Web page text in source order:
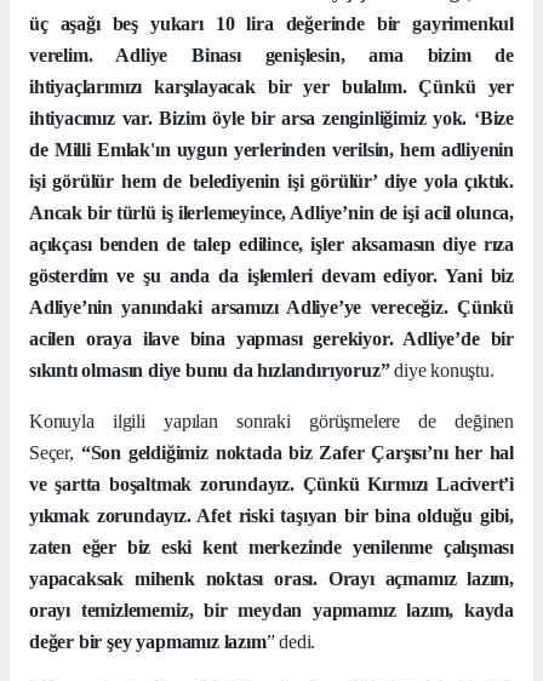
üç aşağı beş yukarı 10 lira değerinde bir gayrimenkul
verelim. Adliye Binası genişlesin, ama bizim de
ihtiyaçlarımızı karşılayacak bir yer bulalım. Çünkü yer
ihtiyacımız var. Bizim öyle bir arsa zenginliğimiz yok. ‘Bize
de Milli Emlak'ın uygun yerlerinden verilsin, hem adliyenin
işi görülür hem de belediyenin işi görülür’ diye yola çıktık.
Ancak bir türlü iş ilerlemeyince, Adliye’nin de işi acil olunca,
açıkçası benden de talep edilince, işler aksamasın diye rıza
gösterdim ve şu anda da işlemleri devam ediyor. Yani biz
Adliye’nin yanındaki arsamızı Adliye’ye vereceğiz. Çünkü
acilen oraya ilave bina yapması gerekiyor. Adliye’de bir
sıkıntı olmasın diye bunu da hızlandırıyoruz”diye konuştu.
Konuyla ilgili yapılan sonraki görüşmelere de değinen
Seçer, “Son geldiğimiz noktada biz Zafer Çarşısı’nı her hal
ve şartta boşaltmak zorundayız. Çünkü Kırmızı Lacivert’i
yıkmak zorundayız. Afet riski taşıyan bir bina olduğu gibi,
zaten eğer biz eski kent merkezinde yenilenme çalışması
yapacaksak mihenk noktası orası. Orayı açmamız lazım,
orayı temizlememiz, bir meydan yapmamız lazım, kayda
değer bir şey yapmamız lazım” dedi.